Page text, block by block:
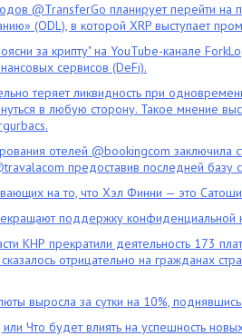
@TransferGo планирует перейти на
(ODL), в которой XRP выступает
за крипту" на YouTube-канале
сервисов (DeFi).
теряет ликвидность при
в любую сторону. Такое мнение
отелей @bookingcom заключила
предоставив последней базу
на то, что Хэл Финни — это
поддержку конфиденциальной
КНР прекратили деятельность 173
отрицательно на гражданах
выросла за сутки на 10%,
Что будет влиять на успешность